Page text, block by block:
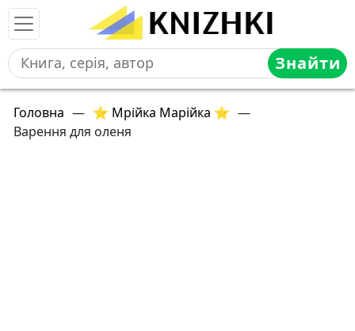
Знайти
Головна — ⭐ Мрійка Марійка ⭐ —
Варення для оленя